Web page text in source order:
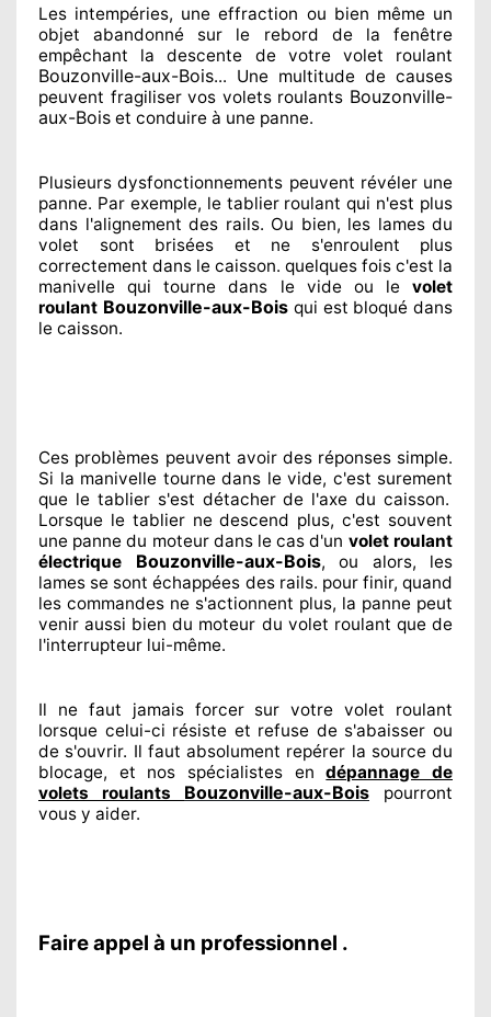
Les intempéries, une effraction ou bien même un
objet abandonné sur le rebord de la fenêtre
empêchant la descente de votre volet roulant
Bouzonville-aux-Bois... Une multitude de causes
peuvent fragiliservos volets roulants Bouzonville-
aux-Bois et conduire à une panne.
Plusieurs dysfonctionnements peuvent révélerune
panne. Par exemple, le tablier roulant qui n'est plus
dans l'alignement des rails. Ou bien, les lames du
volet sont brisées et ne s'enroulent plus
correctement dans le caisson. quelques fois c'est la
manivelle qui tourne dans le vide ou le volet
roulant Bouzonville-aux-Bois qui est bloqué dans
le caisson.
Ces problèmes peuvent avoir des réponses simple.
Si la manivelle tourne dans le vide, c'est surement
que le tablier s'est détacherde l'axe du caisson.
Lorsque le tablier ne descend plus, c'est souvent
une panne du moteur dans le cas d'un volet roulant
électrique Bouzonville-aux-Bois, ou alors, les
lames se sont échappées des rails. pour finir, quand
les commandes ne s'actionnent plus, la panne peut
venir aussi bien du moteur du volet roulant que de
l'interrupteur lui-même.
Il ne faut jamais forcer sur votre volet roulant
lorsque celui-ci résiste et refuse de s'abaisser ou
de s'ouvrir. Il faut absolument repérer la sourcedu
blocage, et nos spécialistes endépannage de
volets roulants Bouzonville-aux-Bois
pourront
vous y aider.
Faire appel à un professionnel .